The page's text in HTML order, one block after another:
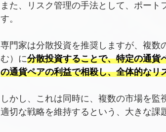
また、リスク管理の手法として、ポート
す。
専門家は分散投資を推奨しますが、複数
む）に分散投資することで、特定の通貨
の通貨ペアの利益で相殺し、全体的なリ
しかし、これは同時に、複数の市場を
適切な戦略を維持するという、大きな課